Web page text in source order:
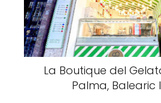
La Boutique del
Palma, Balearic